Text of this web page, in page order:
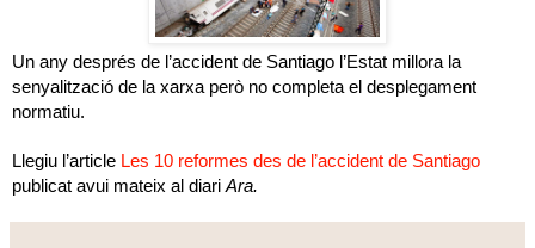
Un any després de l’accident de Santiago l’Estat millora la
senyalització de la xarxa però no completa el desplegament
normatiu.
Llegiu l’article Les 10 reformes des de l’accident de Santiago
publicat avui mateix al diariAra.